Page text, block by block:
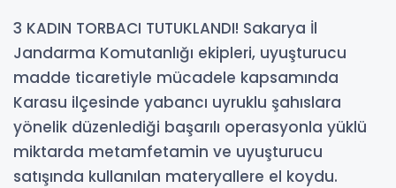
3 KADIN TORBACI TUTUKLANDI! Sakarya İl
Jandarma Komutanlığı ekipleri, uyuşturucu
madde ticaretiyle mücadele kapsamında
Karasu ilçesinde yabancı uyruklu şahıslara
yönelik düzenlediği başarılı operasyonla yüklü
miktarda metamfetamin ve uyuşturucu
satışında kullanılan materyallere el koydu.